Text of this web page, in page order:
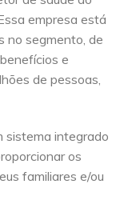
empresa está
no segmento, de
e
de pessoas,
sistema integrado
os
familiares e/ou